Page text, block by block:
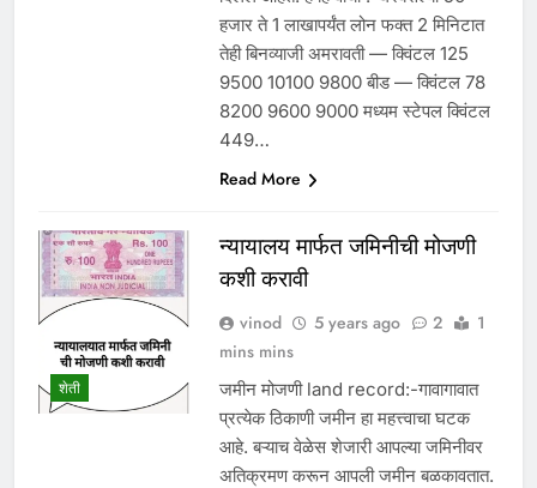
हजार ते 1 लाखापर्यंत लोन फक्त 2 मिनिटात
तेही बिनव्याजी अमरावती — क्विंटल 125
9500 10100 9800 बीड — क्विंटल 78
8200 9600 9000 मध्यम स्टेपल क्विंटल
449…
Read More
शेती
न्यायालय मार्फत जमिनीची मोजणी
कशी करावी
vinod 5 years ago 2
1
mins mins
जमीन मोजणी land record:-गावागावात
प्रत्येक ठिकाणी जमीन हा महत्त्वाचा घटक
आहे. बऱ्याच वेळेस शेजारी आपल्या जमिनीवर
अतिक्रमण करून आपली जमीन बळकावतात.